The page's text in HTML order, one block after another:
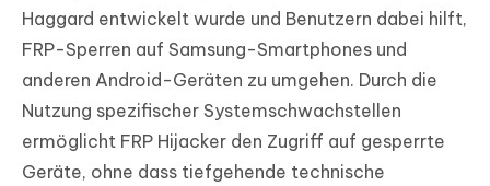
Haggard entwickelt wurde und Benutzern dabei hilft,
FRP-Sperren auf Samsung-Smartphones und
anderen Android-Geräten zu umgehen. Durch die
Nutzung spezifischer Systemschwachstellen
ermöglicht FRP Hijacker den Zugriff auf gesperrte
Geräte, ohne dass tiefgehende technische